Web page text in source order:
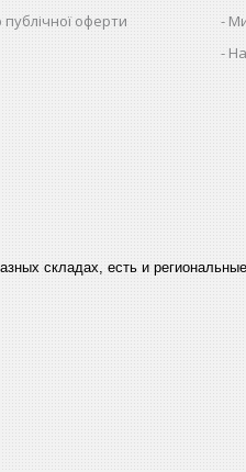
публічної оферти
складах, есть и